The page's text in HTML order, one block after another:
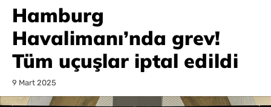
Hamburg
Havalimanı’nda grev!
Tüm uçuşlar iptal edildi
9 Mart 2025